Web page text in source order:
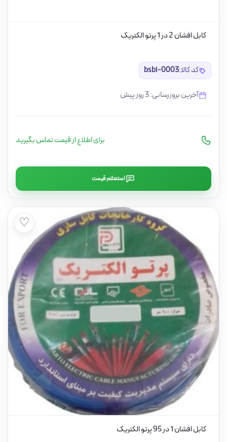
کابل افشان 2 در 1 پرتو الکتریک
کد کالا:bsbi-0003
آخرین بروزرسانی: 3 روز پیش
برای اطلاع از قیمت تماس بگیرید
استعلام قیمت
♡
کابل افشان 1 در 95 پرتو الکتریک